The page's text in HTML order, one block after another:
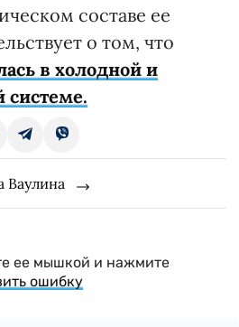
составе ее
о том, что
в холодной и
системе.
Ваулина
ее мышкой и нажмите
ошибку